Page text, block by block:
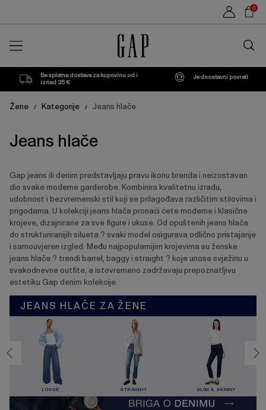
0
trgovini
Besplatna dostava za kupovinu od i
iznad 25 €
Jednostavni povrati
Žene / Kategorije / Jeans hlače
Jeans hlače
Gap jeans ili denim predstavljaju pravu ikonu brenda i neizostavan
dio svake moderne garderobe. Kombinira kvalitetnu izradu,
udobnost i bezvremenski stil koji se prilagođava različitim stilovima i
prigodama. U kolekciji jeans hlača pronaći ćete moderne i klasične
krojeve, dizajnirane za sve figure i ukuse. Od opuštenih jeans hlača
do strukturiranijih silueta ? svaki model osigurava odlično pristajanje
i samouvjeren izgled. Među najpopularnijim krojevima su ženske
jeans hlače ? trendi barrel, baggy i straight ? koje unose svježinu u
svakodnevne outfite, a istovremeno zadržavaju prepoznatljivu
estetiku Gap denim kolekcije.
JEANS HLAČE ZA ŽENE
LOOSE STRAIGHT SLIM & SKINNY